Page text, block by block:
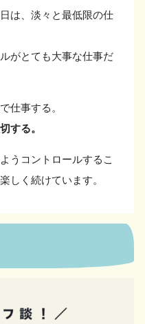
は、淡々と最低限の仕
がとても大事な仕事だ
仕事する。
する。
うコントロールするこ
しく続けています。